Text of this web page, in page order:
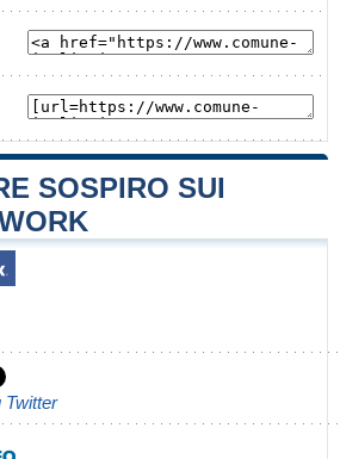
SOSPIRO SUI
Twitter